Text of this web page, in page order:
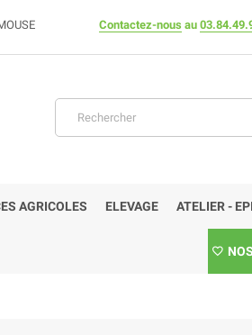
Contactez-nous au
AGRICOLES ELEVAGE ATELIER -